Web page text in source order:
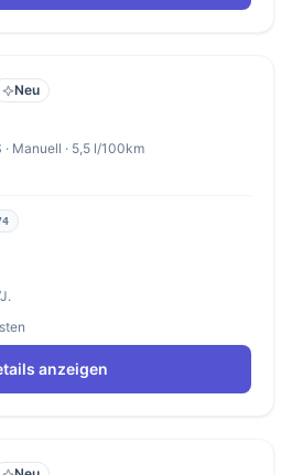
Neu
· Manuell · 5,5 l/100km
anzeigen